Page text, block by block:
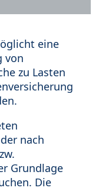
eine
von
zu Lasten
nach
Grundlage
Die